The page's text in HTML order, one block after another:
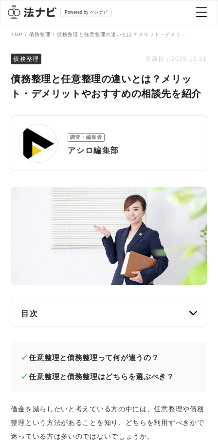
Powered by ベンナビ
全て
刑事事件
債務整理
離婚問題
交通事故
遺産相続
債権回収
IT・ネット
資金調達
企業法務
弁護士を探す
AI Search Premium
掲載をご検討の弁護士の方へ
TOP 債務整理
債務整理 更新日： 2025.10.21
債務整理と任意整理の違いとは？メリッ
ト・デメリットやおすすめの相談先を紹介
調査・編集者
アシロ編集部
目次
のこと
任意整理とは｜債務整理の一種で、債権者と
任意整理とほかの債務整理のメリット・デメリ
ットの違い
任意整理と債務整理って何が違うの？
任意整理と債務整理はどちらを選ぶべき？
借金を減らしたいと考えている方の中には、任意整理や債務
整理という方法があることを知り、どちらを利用すべきかで
迷っている方は多いのではないでしょうか。